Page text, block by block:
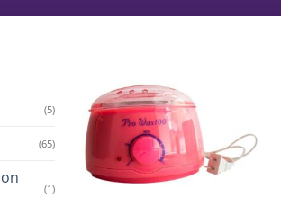
(5)
(65)
(1)